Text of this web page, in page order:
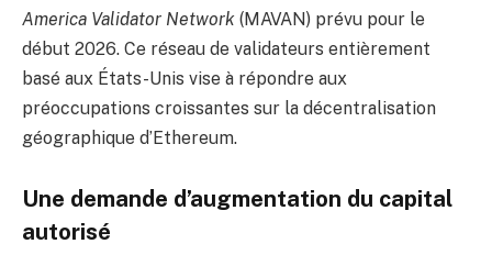
America Validator Network (MAVAN) prévu pour le
début 2026. Ce réseau de validateurs entièrement
basé aux États-Unis vise à répondre aux
préoccupations croissantes sur la décentralisation
géographique d’Ethereum.
Une demande d’augmentation du capital
autorisé